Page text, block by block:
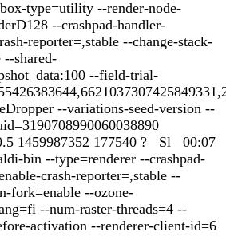
type=utility --render-node-
--crashpad-handler-
reporter=,stable --change-stack-
--shared-
--field-trial-
--variations-seed-version --
177540 ? Sl 00:07
bin --type=renderer --crashpad-
crash-reporter=,stable --
fork=enable --ozone-
--num-raster-threads=4 --
activation --renderer-client-id=6